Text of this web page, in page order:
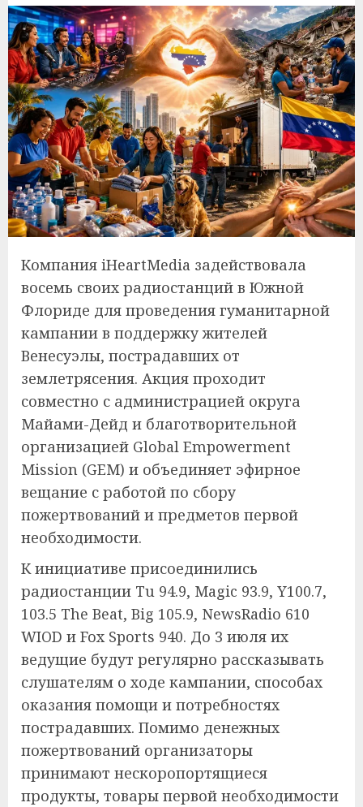
Компания iHeartMedia задействовала
восемь своих радиостанций в Южной
Флориде для проведения гуманитарной
кампании в поддержку жителей
Венесуэлы, пострадавших от
землетрясения. Акция проходит
совместно с администрацией округа
Майами-Дейд и благотворительной
организацией Global Empowerment
Mission (GEM) и объединяет эфирное
вещание с работой по сбору
пожертвований и предметов первой
необходимости.
К инициативе присоединились
радиостанции Tu 94.9, Magic 93.9, Y100.7,
103.5 The Beat, Big 105.9, NewsRadio 610
WIOD и Fox Sports 940. До 3 июля их
ведущие будут регулярно рассказывать
слушателям о ходе кампании, способах
оказания помощи и потребностях
пострадавших. Помимо денежных
пожертвований организаторы
принимают нескоропортящиеся
продукты, товары первой необходимости